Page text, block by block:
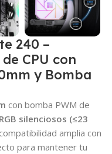
240 –
CPU con
y Bomba
con bomba PWM de
silenciosos (≤23
amplia con
para mantener tu